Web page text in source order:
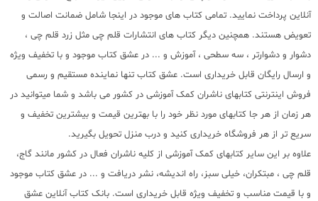
آنلاین پرداخت نمایید. تمامی کتاب های موجود در اینجا شامل ضمانت اصالت و
تعویض هستند. همچنین دیگر کتاب های انتشارات قلم چی مثل زرد قلم چی ،
دشوار و دشوارتر ، سه سطحی ، آموزش و ... در عشق کتاب موجود و با تخفیف ویژه
و ارسال رایگان قابل خریداری است. عشق کتاب تنها نماینده مستقیم و رسمی
فروش اینترنتی کتابهای ناشران کمک آموزشی در کشور می باشد و شما میتوانید در
هر زمان از هر جا کتابهای مورد نظر خود را با بهترین قیمت و بیشترین تخفیف و
سریع تر از هر فروشگاه خریداری کنید و درب منزل تحویل بگیرید.
علاوه بر این سایر کتابهای کمک آموزشی از کلیه ناشران فعال در کشور مانند گاج،
قلم چی ، مبتکران، خیلی سبز، راه اندیشه، نشر دریافت و ... در عشق کتاب موجود
و با قیمت مناسب و تخفیف ویژه قابل خریداری است. بانک کتاب آنلاین عشق